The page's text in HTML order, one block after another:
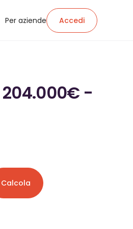
Per aziende Accedi
-
Calcola